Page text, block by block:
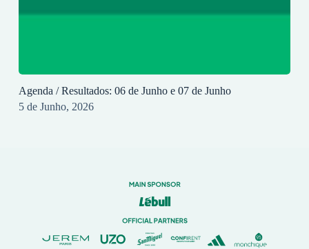
Agenda / Resultados: 06 de Junho e 07 de Junho
5 de Junho, 2026